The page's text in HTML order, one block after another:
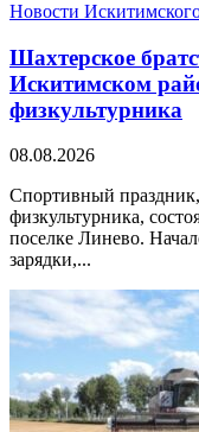
Новости
Шахтерское
Искитимском
физкультурника
08.08.2026
Спортивный
физкультурника,
поселке Линево.
зарядки,...